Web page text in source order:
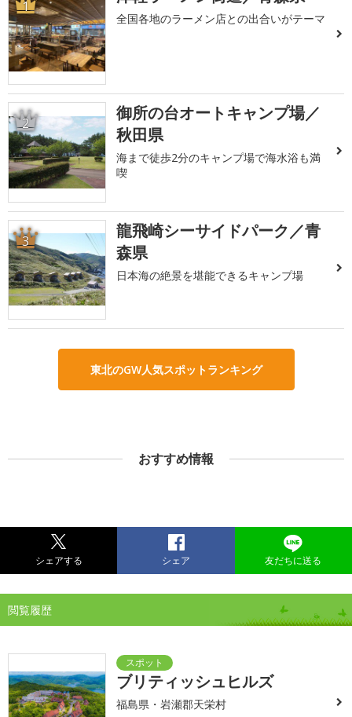
1
全国各地のラーメン店との出合いがテーマ
2
御所の台オートキャンプ場／
秋田県
海まで徒歩2分のキャンプ場で海水浴も満
喫
3
龍飛崎シーサイドパーク／青
森県
日本海の絶景を堪能できるキャンプ場
東北のGW人気スポットランキング
おすすめ情報
シェアする シェア 友だちに送る
閲覧履歴
ブリティッシュヒルズ
福島県・岩瀬郡天栄村